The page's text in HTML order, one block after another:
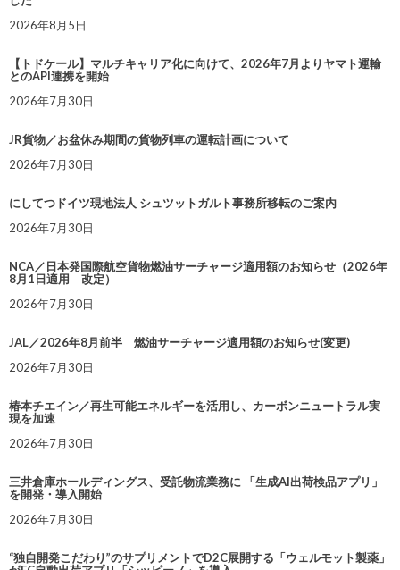
2026年8月5日
【トドケール】マルチキャリア化に向けて、2026年7月よりヤマト運輸
とのAPI連携を開始
2026年7月30日
JR貨物／お盆休み期間の貨物列車の運転計画について
2026年7月30日
にしてつドイツ現地法人 シュツットガルト事務所移転のご案内
2026年7月30日
NCA／日本発国際航空貨物燃油サーチャージ適用額のお知らせ（2026年
8月1日適用 改定）
2026年7月30日
JAL／2026年8月前半 燃油サーチャージ適用額のお知らせ(変更)
2026年7月30日
椿本チエイン／再生可能エネルギーを活用し、カーボンニュートラル実
現を加速
2026年7月30日
三井倉庫ホールディングス、受託物流業務に 「生成AI出荷検品アプリ」
を開発・導入開始
2026年7月30日
“独自開発こだわり”のサプリメントでD2C展開する「ウェルモット製薬」